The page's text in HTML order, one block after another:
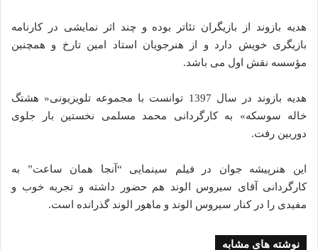
هدیه بازوند از بازیگران تئاتر بوده و چند اثر نمایشی در کارنامه
بازیگری خویش دارد و از هنرجویان استاد امین تارخ و همچنین
مؤسسه نقش اول می باشد.
هدیه بازوند در سال 1397 توانست با مجموعه تلویزیونی« هشتگ
خاله سوسکه» به کارگردانی محمد مسلمی نخستین بار جلوی
دوربین رفت.
این هنرپیشه جوان در فیلم سینمایی “آنجا همان ساعت” به
کارگردانی آقای سیروس الوند هم حضور داشته و تجربه خوب و
مفیدی را در کنار سیروس الوند و ماهور الوند گذرانده است.
نوشته های مشابه